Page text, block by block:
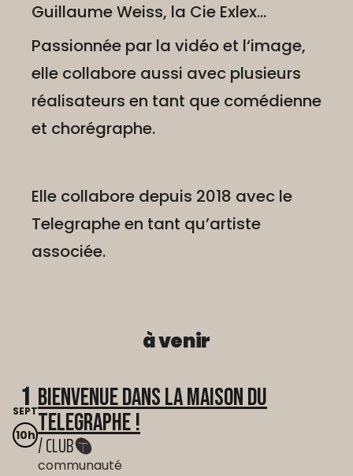
Guillaume Weiss, la Cie Exlex…
Passionnée par la vidéo et l‘image,
elle collabore aussi avec plusieurs
réalisateurs en tant que comédienne
et chorégraphe.
Elle collabore depuis 2018 avec le
Telegraphe en tant qu’artiste
associée.
à venir
1
SEPT
10h
Bienvenue dans La Maison du
Telegraphe !
/ CLUB
communauté